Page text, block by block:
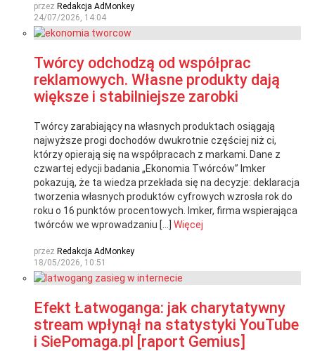
przez Redakcja AdMonkey
24/07/2026, 14:04
Twórcy odchodzą od współprac
reklamowych. Własne produkty dają
większe i stabilniejsze zarobki
Twórcy zarabiający na własnych produktach osiągają
najwyższe progi dochodów dwukrotnie częściej niż ci,
którzy opierają się na współpracach z markami. Dane z
czwartej edycji badania „Ekonomia Twórców” Imker
pokazują, że ta wiedza przekłada się na decyzje: deklaracja
tworzenia własnych produktów cyfrowych wzrosła rok do
roku o 16 punktów procentowych. Imker, firma wspierająca
twórców we wprowadzaniu […] Więcej
przez Redakcja AdMonkey
18/05/2026, 10:51
Efekt Łatwoganga: jak charytatywny
stream wpłynął na statystyki YouTube
i SiePomaga.pl [raport Gemius]